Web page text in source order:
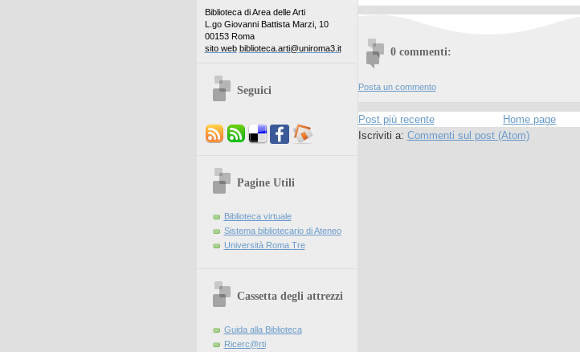
Biblioteca di Area delle Arti
L.go Giovanni Battista Marzi, 10
00153 Roma
sito web biblioteca.arti@uniroma3.it
Seguici
Pagine Utili
Biblioteca virtuale
Sistema bibliotecario di Ateneo
Università Roma Tre
Cassetta degli attrezzi
Guida alla Biblioteca
Ricerc@rti
0 commenti:
Posta un commento
Post più recente
Home page
Iscriviti a: Commenti sul post (Atom)